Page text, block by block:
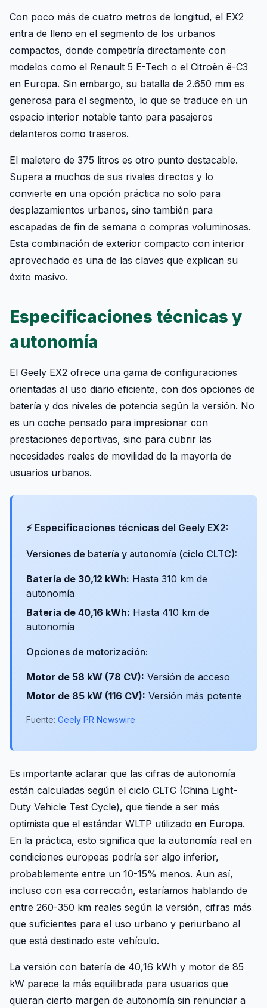
Con poco más de cuatro metros de longitud, el EX2
entra de lleno en el segmento de los urbanos
compactos, donde competiría directamente con
modelos como el Renault 5 E-Tech o el Citroën ë-C3
en Europa. Sin embargo, su batalla de 2.650 mm es
generosa para el segmento, lo que se traduce en un
espacio interior notable tanto para pasajeros
delanteros como traseros.
El maletero de 375 litros es otro punto destacable.
Supera a muchos de sus rivales directos y lo
convierte en una opción práctica no solo para
desplazamientos urbanos, sino también para
escapadas de fin de semana o compras voluminosas.
Esta combinación de exterior compacto con interior
aprovechado es una de las claves que explican su
éxito masivo.
Especificaciones técnicas y
autonomía
El Geely EX2 ofrece una gama de configuraciones
orientadas al uso diario eficiente, con dos opciones de
batería y dos niveles de potencia según la versión. No
es un coche pensado para impresionar con
prestaciones deportivas, sino para cubrir las
necesidades reales de movilidad de la mayoría de
usuarios urbanos.
⚡ Especificaciones técnicas del Geely EX2:
Versiones de batería y autonomía (ciclo CLTC):
Batería de 30,12 kWh: Hasta 310 km de
autonomía
Batería de 40,16 kWh: Hasta 410 km de
autonomía
Opciones de motorización:
Motor de 58 kW (78 CV): Versión de acceso
Motor de 85 kW (116 CV): Versión más potente
Fuente: Geely PR Newswire
Es importante aclarar que las cifras de autonomía
están calculadas según el ciclo CLTC (China Light-
Duty Vehicle Test Cycle), que tiende a ser más
optimista que el estándar WLTP utilizado en Europa.
En la práctica, esto significa que la autonomía real en
condiciones europeas podría ser algo inferior,
probablemente entre un 10-15% menos. Aun así,
incluso con esa corrección, estaríamos hablando de
entre 260-350 km reales según la versión, cifras más
que suficientes para el uso urbano y periurbano al
que está destinado este vehículo.
La versión con batería de 40,16 kWh y motor de 85
kW parece la más equilibrada para usuarios que
quieran cierto margen de autonomía sin renunciar a